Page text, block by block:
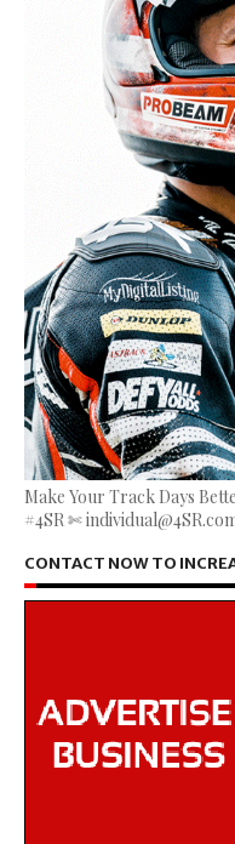
Make Your Track Days
#4SR ✄
CONTACT NOW TO